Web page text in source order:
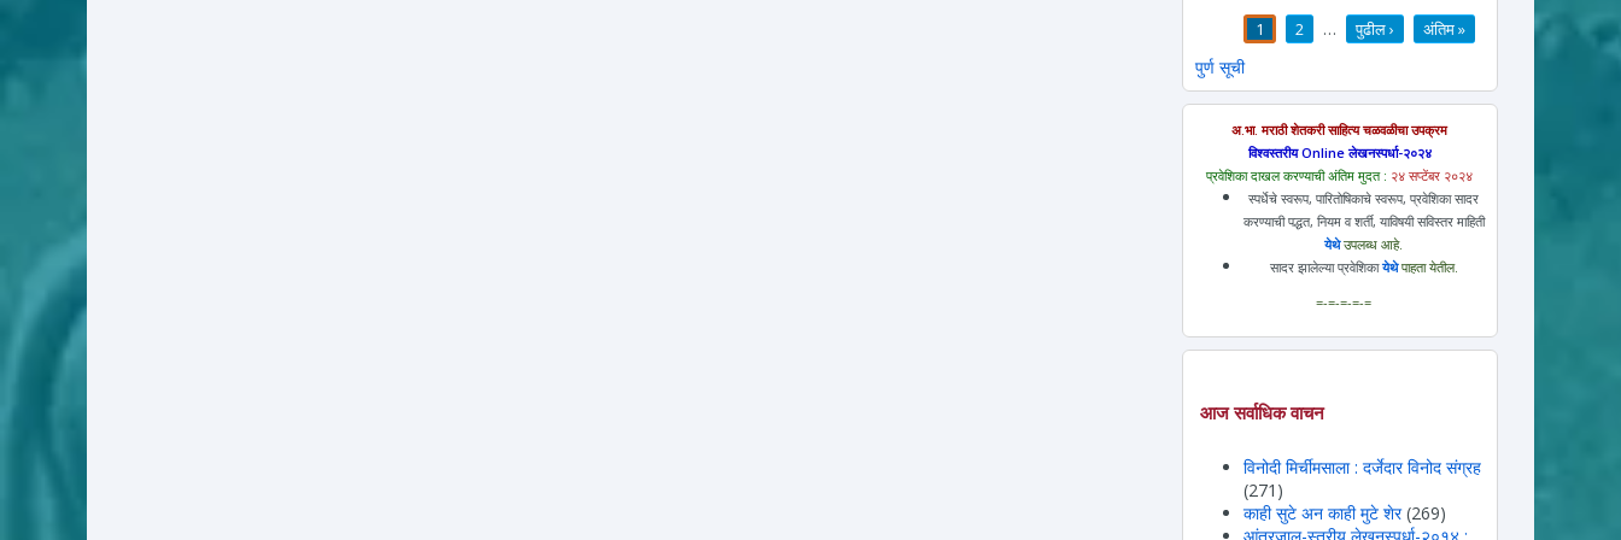
1 2 … पुढील › अंतिम »
पुर्ण सूची
अ.भा. मराठी शेतकरी साहित्य चळवळीचा उपक्रम
विश्वस्तरीय Online लेखनस्पर्धा-२०२४
प्रवेशिका दाखल करण्याची अंतिम मुदत : २४ सप्टेंबर २०२४
स्पर्धेचे स्वरूप, पारितोषिकाचे स्वरूप, प्रवेशिका सादर
करण्याची पद्धत, नियम व शर्ती, याविषयी सविस्तर माहिती
येथेउपलब्ध आहे.
सादर झालेल्या प्रवेशिकायेथेपाहता येतील.
=-=-=-=-=
आज सर्वाधिक वाचन
विनोदी मिर्चीमसाला : दर्जेदार विनोद संग्रह
(271)
काही सुटे अन काही मुटे शेर (269)